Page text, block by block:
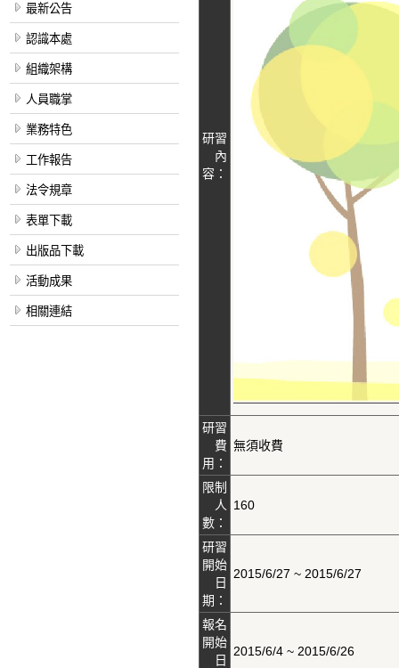
最新公告
認識本處
組織架構
人員職掌
業務特色
工作報告
法令規章
表單下載
出版品下載
活動成果
相關連結
研習
內
容：
研習
費
用：
無須收費
限制
人
數：
160
研習
開始
日
期：
2015/6/27 ~ 2015/6/27
報名
開始
日
2015/6/4 ~ 2015/6/26